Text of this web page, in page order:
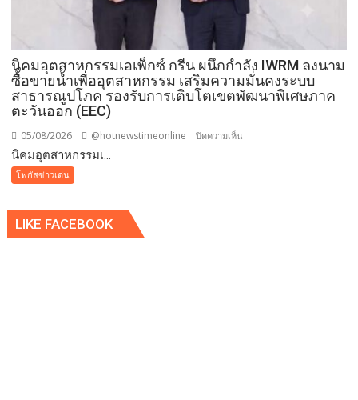
นิคมอุตสาหกรรมเอเพ็กซ์ กรีน ผนึกกำลัง IWRM ลงนาม
ซื้อขายน้ำเพื่ออุตสาหกรรม เสริมความมั่นคงระบบ
สาธารณูปโภค รองรับการเติบโตเขตพัฒนาพิเศษภาค
ตะวันออก (EEC)
05/08/2026 @hotnewstimeonline ปิดความเห็น
ซ์
​นิคมอุตสาหกรรมเ...
โฟกัสข่าวเด่น
LIKE FACEBOOK